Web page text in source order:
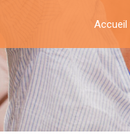
Accueil